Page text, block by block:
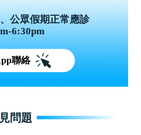
公眾假期正常應診
6:30pm
聯絡
問題